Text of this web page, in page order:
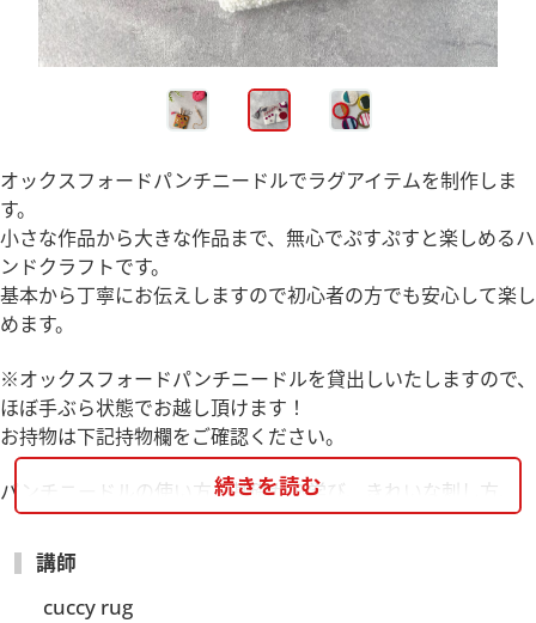
オックスフォードパンチニードルでラグアイテムを制作しま
す。
小さな作品から大きな作品まで、無心でぷすぷすと楽しめるハ
ンドクラフトです。
基本から丁寧にお伝えしますので初心者の方でも安心して楽し
めます。
※オックスフォードパンチニードルを貸出しいたしますので、
ほぼ手ぶら状態でお越し頂けます！
お持物は下記持物欄をご確認ください。
パンチニードルの使い方を基礎から学び、きれいな刺し方、
仕上げ方のコツなどを習得します。
小さな作品から少し大きな作品までオリジナルのラグアイテム
を制作します。
カリキュラム
続きを読む
講師
cuccy rug